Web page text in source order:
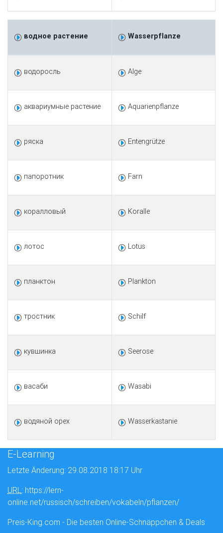
водное растение Wasserpflanze
водоросль Alge
аквариумные растениe Aquarienpflanze
ряска Entengrütze
папоротник Farn
коралловый Koralle
лотос Lotus
планктон Plankton
тростник Schilf
кувшинка Seerose
васаби Wasabi
водяной орех Wasserkastanie
E-Learning
Letzte Änderung: 29.08.2018 18:17 Uhr
URL: https://lern-
online.net/russisch/schreiben/vokabeln/pflanzen/
Preis-King.com - Die besten Online-Schnäppchen & Deals